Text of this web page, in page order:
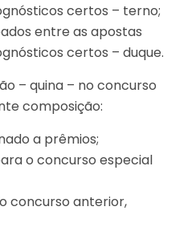
certos – terno;
entre as apostas
certos – duque.
– quina – no concurso
composição:
a prêmios;
o concurso especial
concurso anterior,